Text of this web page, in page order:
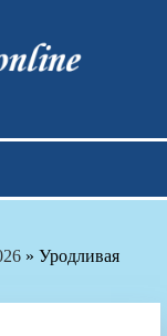
» Уродливая